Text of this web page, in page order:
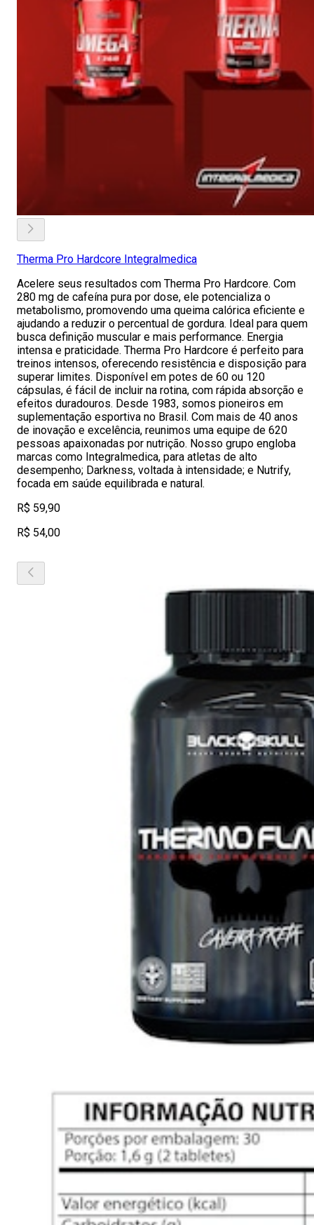
Therma Pro Hardcore Integralmedica
Acelere seus resultados com Therma Pro Hardcore. Com
280 mg de cafeína pura por dose, ele potencializa o
metabolismo, promovendo uma queima calórica eficiente e
ajudando a reduzir o percentual de gordura. Ideal para quem
busca definição muscular e mais performance. Energia
intensa e praticidade. Therma Pro Hardcore é perfeito para
treinos intensos, oferecendo resistência e disposição para
superar limites. Disponível em potes de 60 ou 120
cápsulas, é fácil de incluir na rotina, com rápida absorção e
efeitos duradouros. Desde 1983, somos pioneiros em
suplementação esportiva no Brasil. Com mais de 40 anos
de inovação e excelência, reunimos uma equipe de 620
pessoas apaixonadas por nutrição. Nosso grupo engloba
marcas como Integralmedica, para atletas de alto
desempenho; Darkness, voltada à intensidade; e Nutrify,
focada em saúde equilibrada e natural.
R$ 59,90
R$ 54,00